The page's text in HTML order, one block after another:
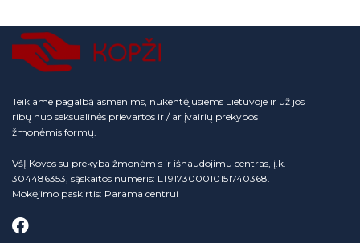
Teikiame pagalbą asmenims, nukentėjusiems Lietuvoje ir už jos
ribų nuo seksualinės prievartos ir / ar įvairių prekybos
žmonėmis formų.
VšĮ Kovos su prekyba žmonėmis ir išnaudojimu centras, į.k.
304486353, sąskaitos numeris: LT917300010151740368.
Mokėjimo paskirtis: Parama centrui